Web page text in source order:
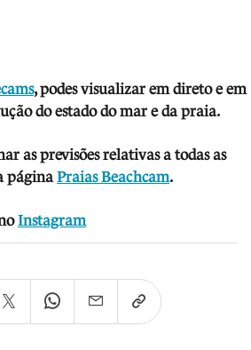
, podes visualizar em direto e em
do estado do mar e da praia.
as previsões relativas a todas as
páginaPraias Beachcam.
Instagram